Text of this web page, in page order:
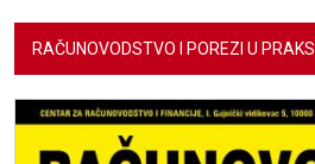
RAČUNOVODSTVO I POREZI U PRAKSI